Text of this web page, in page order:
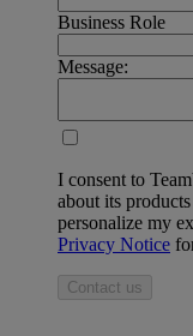
Business Role
Message:
I consent to
about its
personalize my
Privacy Notice
Contact us